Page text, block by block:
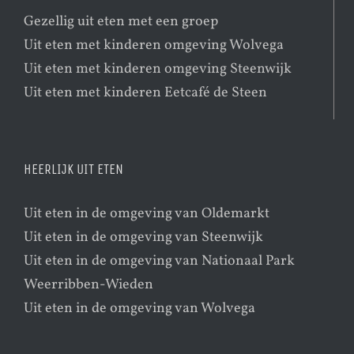
Gezellig uit eten met een groep
Uit eten met kinderen omgeving Wolvega
Uit eten met kinderen omgeving Steenwijk
Uit eten met kinderen Eetcafé de Steen
HEERLIJK UIT ETEN
Uit eten in de omgeving van Oldemarkt
Uit eten in de omgeving van Steenwijk
Uit eten in de omgeving van Nationaal Park
Weerribben-Wieden
Uit eten in de omgeving van Wolvega